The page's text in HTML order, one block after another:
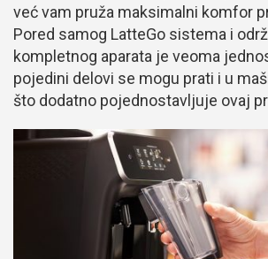
već vam pruža maksimalni komfor
Pored samog LatteGo sistema i
kompletnog aparata je veoma
pojedini delovi se mogu prati i u
što dodatno pojednostavljuje ovaj